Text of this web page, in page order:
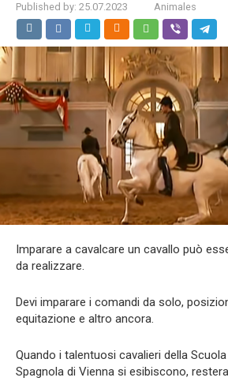
Published by: 25.07.2023 Animales
Imparare a cavalcare un cavallo può
da realizzare.
Devi imparare i comandi da solo,
equitazione e altro ancora.
Quando i talentuosi cavalieri della
Spagnola di Vienna si esibiscono,